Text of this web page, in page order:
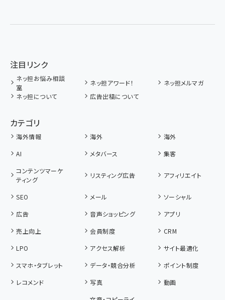
注目リンク
ネッ担お悩み相談
室
ネッ担アワード！
ネッ担メルマガ
ネッ担について
広告出稿について
カテゴリ
海外情報 海外
海外
AI
メタバース
集客
コンテンツマーケ
ティング
リスティング広告 アフィリエイト
SEO メール
ソーシャル
広告
音声ショッピング
アプリ
売上向上
会員制度
CRM
LPO
アクセス解析
サイト最適化
スマホ・タブレット
データ・競合分析
ポイント制度
レコメンド
写真 動画